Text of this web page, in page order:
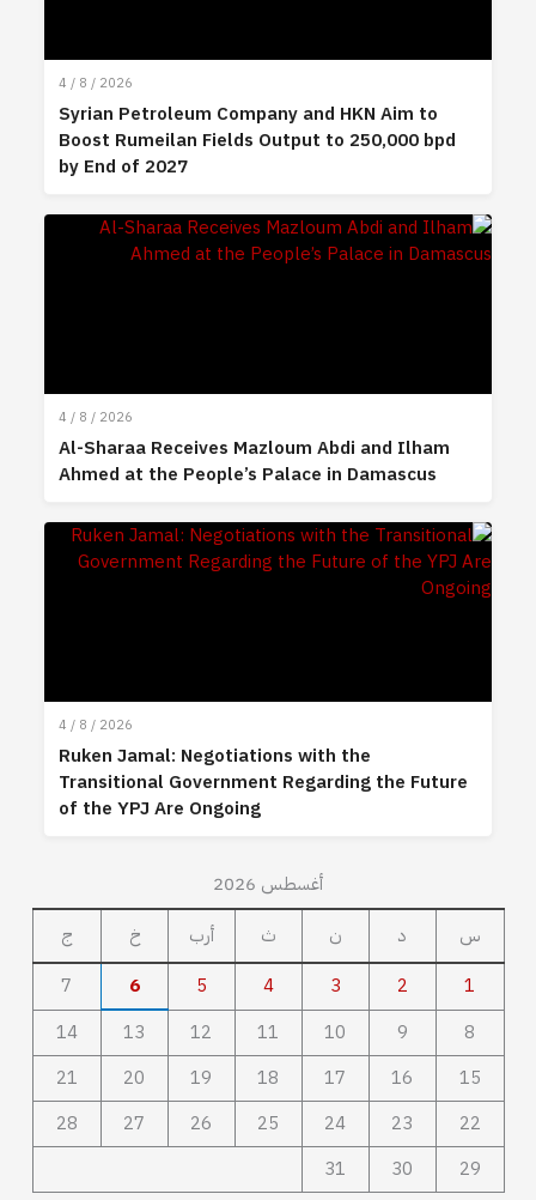
4 / 8 / 2026
Syrian Petroleum Company and HKN Aim to
Boost Rumeilan Fields Output to 250,000 bpd
by End of 2027
4 / 8 / 2026
Al-Sharaa Receives Mazloum Abdi and Ilham
Ahmed at the People’s Palace in Damascus
4 / 8 / 2026
Ruken Jamal: Negotiations with the
Transitional Government Regarding the Future
of the YPJ Are Ongoing
أغسطس 2026
س
د ن ث أرب خ
ج
1
2
3
4
5
6
7
8
9
10
11
12
13
14
15
16
17
18
19
20
21
22
23
24
25
26
27
28
29
30
31